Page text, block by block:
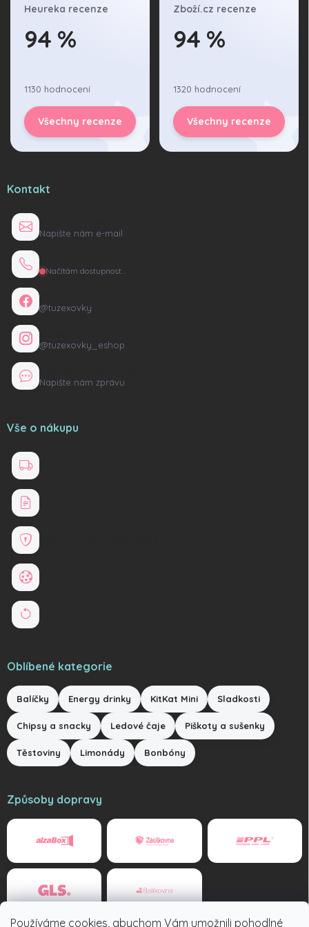
Používáme cookies, abychom Vám umožnili pohodlné
Heureka recenze
94 %
1130 hodnocení
Všechny recenze
Zboží.cz recenze
94 %
1320 hodnocení
Všechny recenze
Kontakt
Napište nám e-mail
Načítám dostupnost…
@tuzexovky
@tuzexovky_eshop
Napište nám zprávu
Vše o nákupu
Oblíbené kategorie
Balíčky Energy drinky KitKat Mini Sladkosti
Chipsy a snacky Ledové čaje Piškoty a sušenky
Těstoviny Limonády Bonbóny
Způsoby dopravy